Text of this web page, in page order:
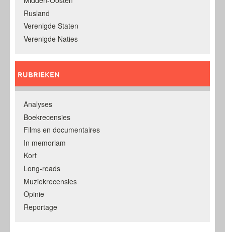
Rusland
Verenigde Staten
Verenigde Naties
RUBRIEKEN
Analyses
Boekrecensies
Films en documentaires
In memoriam
Kort
Long-reads
Muziekrecensies
Opinie
Reportage